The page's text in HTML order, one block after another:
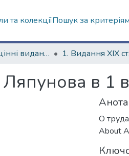
та колекціїПошук за
9. Рідкісні та цінні видання 1. Видання ХІХ ст.
в 1
О
About